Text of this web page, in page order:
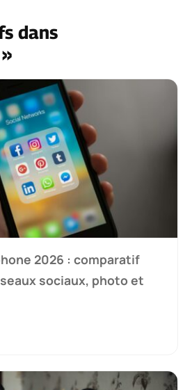
dans
2026 : comparatif
sociaux, photo et